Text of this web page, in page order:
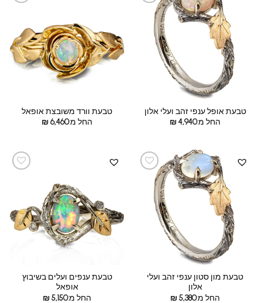
טבעת אופל ענפי זהב ועלי אלון
החל מ:
₪4,940
טבעת וורד משובצת אופאל
החל מ:
₪6,460
טבעת מון סטון ענפי זהב ועלי
אלון
החל מ:
₪5,380
טבעת ענפים ועלים בשיבוץ
אופאל
החל מ:
₪5,150